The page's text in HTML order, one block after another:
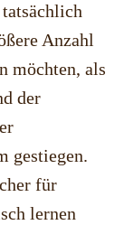
Anzahl
möchten, als
der
gestiegen.
für
lernen